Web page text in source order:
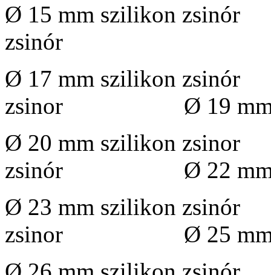
Ø 15 mm szilikon
zsinór
Ø 17 mm szilikon
zsinor Ø 19
Ø 20 mm szilikon
zsinór Ø 22 mm
Ø 23 mm szilikon
zsinor Ø 25 mm